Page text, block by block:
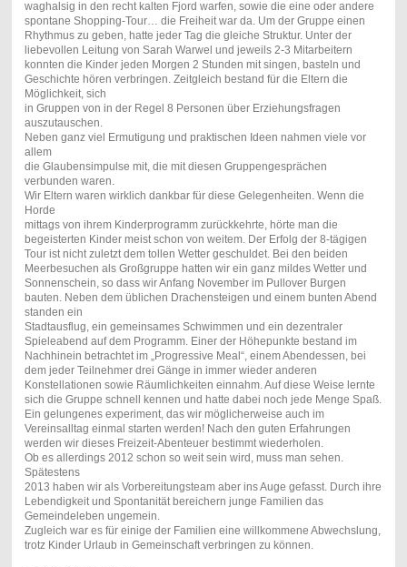
waghalsig in den recht kalten Fjord warfen, sowie die eine oder andere
spontane Shopping-Tour… die Freiheit war da. Um der Gruppe einen
Rhythmus zu geben, hatte jeder Tag die gleiche Struktur. Unter der
liebevollen Leitung von Sarah Warwel und jeweils 2-3 Mitarbeitern
konnten die Kinder jeden Morgen 2 Stunden mit singen, basteln und
Geschichte hören verbringen. Zeitgleich bestand für die Eltern die
Möglichkeit, sich
in Gruppen von in der Regel 8 Personen über Erziehungsfragen
auszutauschen.
Neben ganz viel Ermutigung und praktischen Ideen nahmen viele vor
allem
die Glaubensimpulse mit, die mit diesen Gruppengesprächen
verbunden waren.
Wir Eltern waren wirklich dankbar für diese Gelegenheiten. Wenn die
Horde
mittags von ihrem Kinderprogramm zurückkehrte, hörte man die
begeisterten Kinder meist schon von weitem. Der Erfolg der 8-tägigen
Tour ist nicht zuletzt dem tollen Wetter geschuldet. Bei den beiden
Meerbesuchen als Großgruppe hatten wir ein ganz mildes Wetter und
Sonnenschein, so dass wir Anfang November im Pullover Burgen
bauten. Neben dem üblichen Drachensteigen und einem bunten Abend
standen ein
Stadtausflug, ein gemeinsames Schwimmen und ein dezentraler
Spieleabend auf dem Programm. Einer der Höhepunkte bestand im
Nachhinein betrachtet im „Progressive Meal“, einem Abendessen, bei
dem jeder Teilnehmer drei Gänge in immer wieder anderen
Konstellationen sowie Räumlichkeiten einnahm. Auf diese Weise lernte
sich die Gruppe schnell kennen und hatte dabei noch jede Menge Spaß.
Ein gelungenes experiment, das wir möglicherweise auch im
Vereinsalltag einmal starten werden! Nach den guten Erfahrungen
werden wir dieses Freizeit-Abenteuer bestimmt wiederholen.
Ob es allerdings 2012 schon so weit sein wird, muss man sehen.
Spätestens
2013 haben wir als Vorbereitungsteam aber ins Auge gefasst. Durch ihre
Lebendigkeit und Spontanität bereichern junge Familien das
Gemeindeleben ungemein.
Zugleich war es für einige der Familien eine willkommene Abwechslung,
trotz Kinder Urlaub in Gemeinschaft verbringen zu können.